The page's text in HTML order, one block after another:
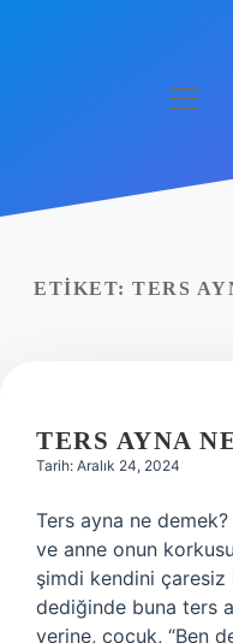
menüyü
ETIKET: TERS
TERS AYNA
Tarih: Aralık 24, 2024
Ters ayna ne
ve anne onun
şimdi kendini
dediğinde buna ters
yerine, çocuk, “Ben